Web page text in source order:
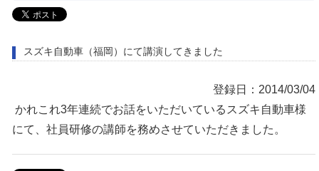
スズキ自動車（福岡）にて講演してきました
登録日：2014/03/04
かれこれ3年連続でお話をいただいているスズキ自動車様
にて、社員研修の講師を務めさせていただきました。